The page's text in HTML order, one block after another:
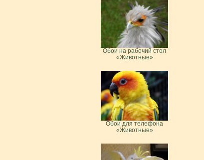
Обои на рабочий стол
«Животные»
Обои для телефона
«Животные»